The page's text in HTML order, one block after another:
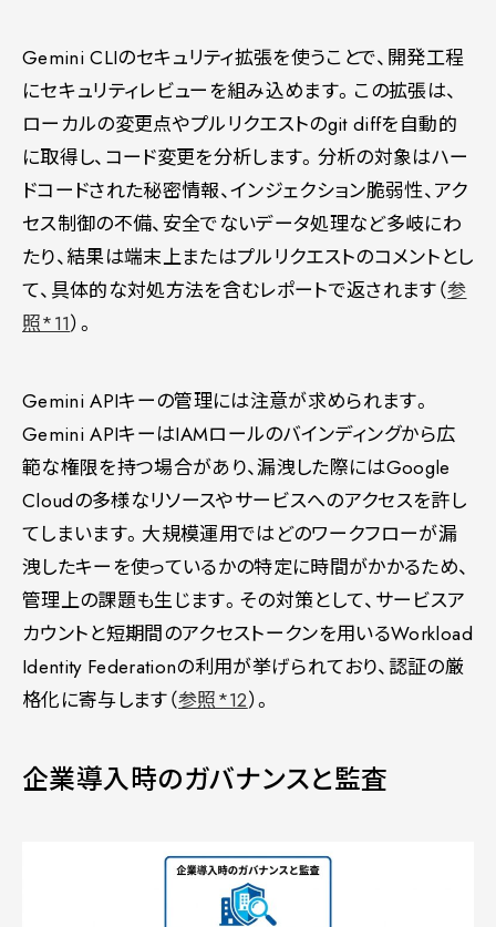
Gemini CLIのセキュリティ拡張を使うことで、開発工程
にセキュリティレビューを組み込めます。この拡張は、
ローカルの変更点やプルリクエストのgit diffを自動的
に取得し、コード変更を分析します。分析の対象はハー
ドコードされた秘密情報、インジェクション脆弱性、アク
セス制御の不備、安全でないデータ処理など多岐にわ
たり、結果は端末上またはプルリクエストのコメントとし
て、具体的な対処方法を含むレポートで返されます（参
照*11）。
Gemini APIキーの管理には注意が求められます。
Gemini APIキーはIAMロールのバインディングから広
範な権限を持つ場合があり、漏洩した際にはGoogle
Cloudの多様なリソースやサービスへのアクセスを許し
てしまいます。大規模運用ではどのワークフローが漏
洩したキーを使っているかの特定に時間がかかるため、
管理上の課題も生じます。その対策として、サービスア
カウントと短期間のアクセストークンを用いるWorkload
Identity Federationの利用が挙げられており、認証の厳
格化に寄与します（参照*12）。
企業導入時のガバナンスと監査